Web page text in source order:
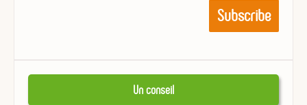
Un conseil